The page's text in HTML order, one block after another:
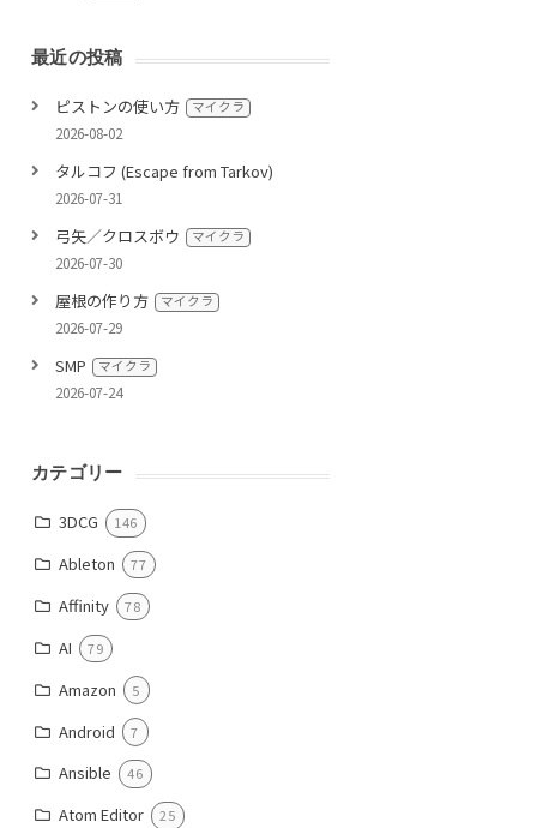
最近の投稿
ピストンの使い方 マイクラ
2026-08-02
タルコフ (Escape from Tarkov)
2026-07-31
弓矢／クロスボウ マイクラ
2026-07-30
屋根の作り方 マイクラ
2026-07-29
SMP マイクラ
2026-07-24
カテゴリー
3DCG 146
Ableton 77
Affinity 78
AI 79
Amazon 5
Android 7
Ansible 46
Atom Editor 25